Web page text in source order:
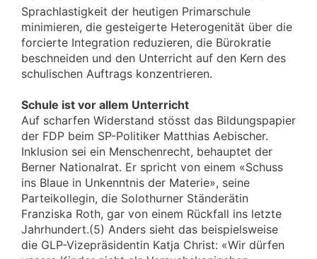
Sprachlastigkeit der heutigen Primarschule
minimieren, die gesteigerte Heterogenität über die
forcierte Integration reduzieren, die Bürokratie
beschneiden und den Unterricht auf den Kern des
schulischen Auftrags konzentrieren.
Schule ist vor allem Unterricht
Auf scharfen Widerstand stösst das Bildungspapier
der FDP beim SP-Politiker Matthias Aebischer.
Inklusion sei ein Menschenrecht, behauptet der
Berner Nationalrat. Er spricht von einem «Schuss
ins Blaue in Unkenntnis der Materie», seine
Parteikollegin, die Solothurner Ständerätin
Franziska Roth, gar von einem Rückfall ins letzte
Jahrhundert.(5) Anders sieht das beispielsweise
die GLP-Vizepräsidentin Katja Christ: «Wir dürfen